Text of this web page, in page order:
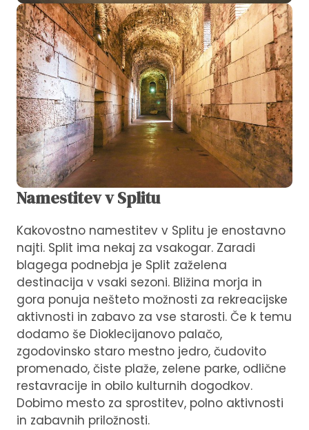
Namestitev v Splitu
Kakovostno namestitev v Splitu je enostavno
najti. Split ima nekaj za vsakogar. Zaradi
blagega podnebja je Split zaželena
destinacija v vsaki sezoni. Bližina morja in
gora ponuja nešteto možnosti za rekreacijske
aktivnosti in zabavo za vse starosti. Če k temu
dodamo še Dioklecijanovo palačo,
zgodovinsko staro mestno jedro, čudovito
promenado, čiste plaže, zelene parke, odlične
restavracije in obilo kulturnih dogodkov.
Dobimo mesto za sprostitev, polno aktivnosti
in zabavnih priložnosti.